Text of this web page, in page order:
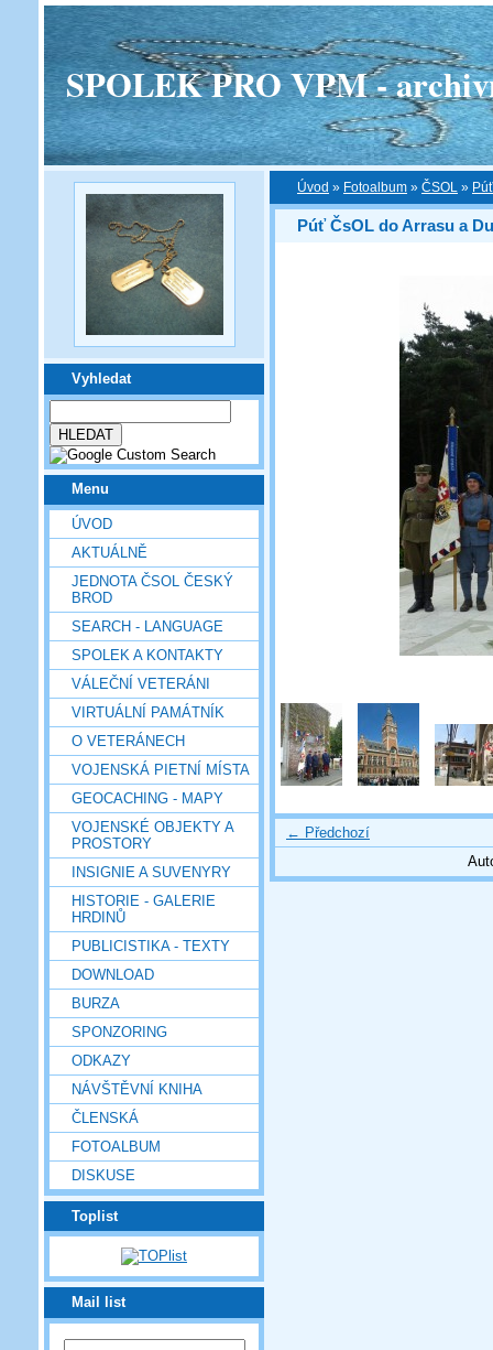
SPOLEK PRO VPM -
Vyhledat
Menu
ÚVOD
AKTUÁLNĚ
JEDNOTA ČSOL ČESKÝ
BROD
SEARCH - LANGUAGE
SPOLEK A KONTAKTY
VÁLEČNÍ VETERÁNI
VIRTUÁLNÍ PAMÁTNÍK
O VETERÁNECH
VOJENSKÁ PIETNÍ MÍSTA
GEOCACHING - MAPY
VOJENSKÉ OBJEKTY A
PROSTORY
INSIGNIE A SUVENYRY
HISTORIE - GALERIE
HRDINŮ
PUBLICISTIKA - TEXTY
DOWNLOAD
BURZA
SPONZORING
ODKAZY
NÁVŠTĚVNÍ KNIHA
ČLENSKÁ
FOTOALBUM
DISKUSE
Toplist
Mail list
Úvod » Fotoalbum » ČSOL »
Púť ČsOL do Arrasu a
← Předchozí